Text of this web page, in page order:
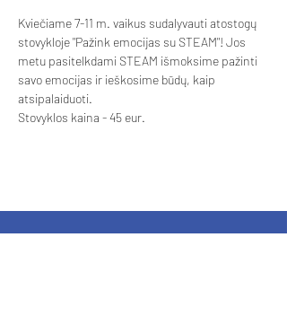
Kviečiame 7-11 m. vaikus sudalyvauti atostogų
stovykloje "Pažink emocijas su STEAM"! Jos
metu pasitelkdami STEAM išmoksime pažinti
savo emocijas ir ieškosime būdų, kaip
atsipalaiduoti.
Stovyklos kaina - 45 eur.
Finanziato dall'Unione Europea. I punti di